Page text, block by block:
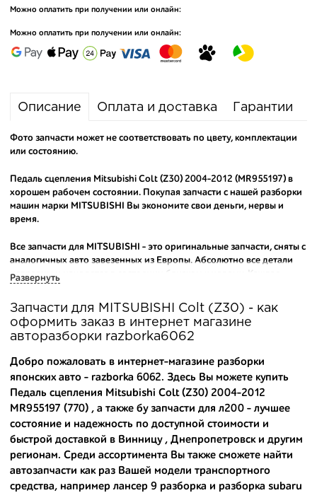
Можно оплатить при получении или онлайн:
Можно оплатить при получении или онлайн:
Описание Оплата и доставка Гарантии
Фото запчасти может не соответствовать по цвету, комплектации
или состоянию.
Педаль сцепления Mitsubishi Colt (Z30) 2004-2012 (MR955197) в
хорошем рабочем состоянии. Покупая запчасти с нашей разборки
машин марки MITSUBISHI Вы экономите свои деньги, нервы и
время.
Все запчасти для MITSUBISHI - это оригинальные запчасти, сняты с
аналогичных авто завезенных из Европы. Абсолютно все детали
исправны и находятся в состоянии близком к новому. Каждая
производителя.
Вашему вниманию предлагаем широкий ассортимент
автозапчастей дляMITSUBISHI Colt (Z30) 2004-2008
популярных марок. Мы продаем оригинальные и
высококачественные запчасти, отказываясь от контрафактных
аналогов.
Многие наши оптовые клиенты рекомендуют именно нашу
разборку как надежного и проверенного продавца. Если вам
требуется приобрести оптовую партию деталей для японских
автомобилей, то консультанты нашего интернет-магазина
подберут вам товар и укомплектуют партию. Также мы поможем с
правильным выбором по каталогу автозапчастей.
Развернуть
Запчасти для MITSUBISHI Colt (Z30) - как
оформить заказ в интернет магазине
авторазборки razborka6062
Добро пожаловать в интернет-магазине разборки
японских авто - razborka 6062. Здесь Вы можете купить
Педаль сцепления Mitsubishi Colt (Z30) 2004-2012
MR955197 (770) , а также бу запчасти для л200 - лучшее
состояние и надежность по доступной стоимости и
быстрой доставкой в Винницу , Днепропетровск и другим
регионам. Среди ассортимента Вы также сможете найти
автозапчасти как раз Вашей модели транспортного
средства, напримерлансер 9 разборка и разборка subaru